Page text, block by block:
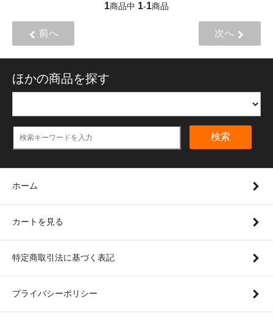
1商品中 1-1商品
前へ 次へ
ほかの商品を探す
検索
ホーム
カートを見る
特定商取引法に基づく表記
プライバシーポリシー